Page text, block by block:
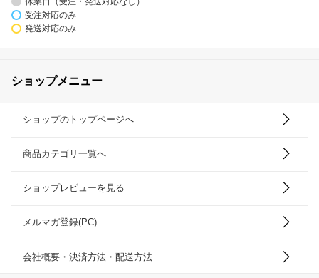
受注対応のみ
発送対応のみ
ショップメニュー
ショップのトップページへ
商品カテゴリ一覧へ
ショップレビューを見る
メルマガ登録(PC)
会社概要・決済方法・配送方法